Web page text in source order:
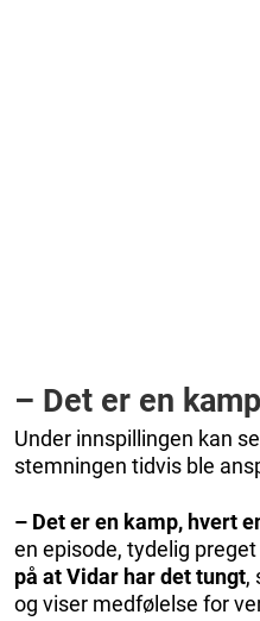
– Det er en kamp
Under innspillingen kan
stemningen tidvis ble
– Det er en kamp, hvert
en episode, tydelig
på at Vidar har det tungt,
og viser medfølelse for